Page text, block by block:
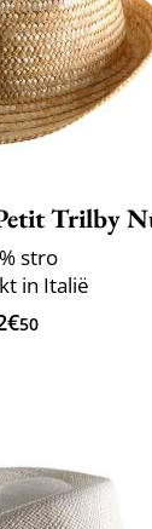
Trilby
stro
in Italië
50